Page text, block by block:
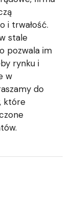
i trwałość.
stale
pozwala im
rynku i
w
do
które